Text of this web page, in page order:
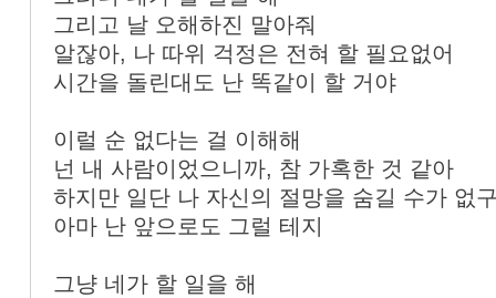
그리고 날 오해하진 말아줘
알잖아, 나 따위 걱정은 전혀 할 필요없어
시간을 돌린대도 난 똑같이 할 거야
이럴 순 없다는 걸 이해해
넌 내 사람이었으니까, 참 가혹한 것 같아
하지만 일단 나 자신의 절망을 숨길 수가 없
아마 난 앞으로도 그럴 테지
그냥 네가 할 일을 해